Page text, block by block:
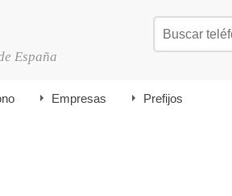
España
Empresas Prefijos